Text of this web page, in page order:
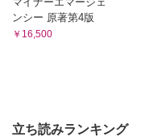
ンシー 原著第4版
￥16,500
立ち読みランキング